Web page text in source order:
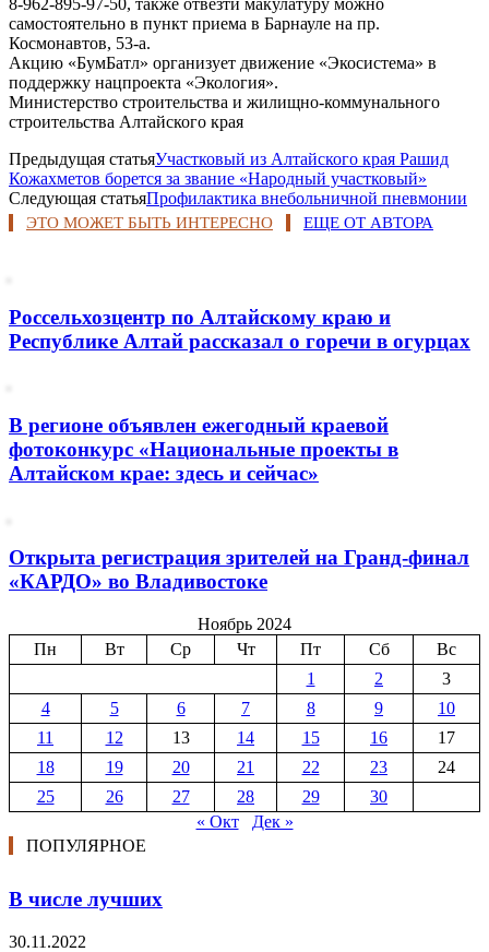
самостоятельно в пункт приема в Барнауле на пр.
Космонавтов, 53-а.
Акцию «БумБатл» организует движение «Экосистема» в
поддержку нацпроекта «Экология».
Министерство строительства и жилищно-коммунального
строительства Алтайского края
Предыдущая статьяУчастковый из Алтайского края Рашид
Кожахметов борется за звание «Народный участковый»
Следующая статьяПрофилактика внебольничной пневмонии
ЭТО МОЖЕТ БЫТЬ ИНТЕРЕСНО ЕЩЕ ОТ АВТОРА
Россельхозцентр по Алтайскому краю и
Республике Алтай рассказал о горечи в огурцах
В регионе объявлен ежегодный краевой
фотоконкурс «Национальные проекты в
Алтайском крае: здесь и сейчас»
Открыта регистрация зрителей на Гранд-финал
«КАРДО» во Владивостоке
Ноябрь 2024
Пн
Вт Ср Чт Пт Сб
Вс
1
2
3
4
5 6 7 8 9
10
11
12 13 14 15 16
17
18
19 20 21 22 23
24
25
26 27 28 29
30
« Окт
Дек »
ПОПУЛЯРНОЕ
В числе лучших
30.11.2022